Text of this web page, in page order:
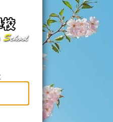
https://